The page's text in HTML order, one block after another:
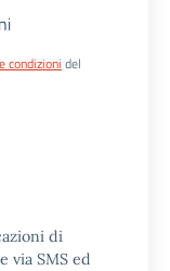
condizioni del
di
via SMS ed